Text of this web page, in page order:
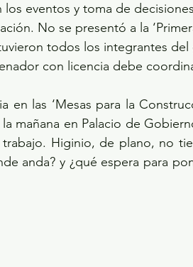
eventos y toma de
No se presentó a la
todos los integrantes del
con licencia debe
en las ‘Mesas para la
mañana en Palacio de
Higinio, de plano, no
anda? y ¿qué espera para